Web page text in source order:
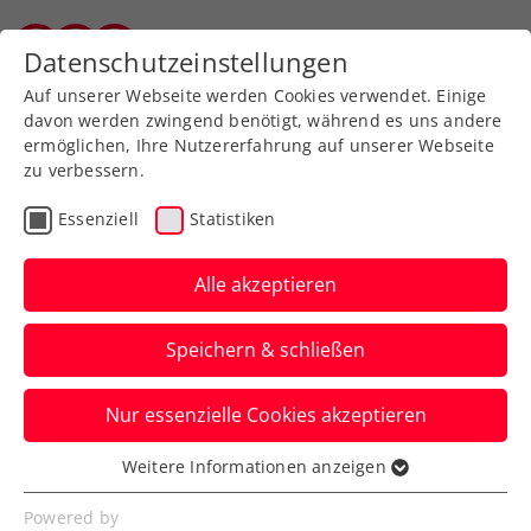
Zurück zur Newsübersicht
Billie Jean King Cup
Sinja Kraus für BJK Cup
Heart Award nominiert
Die Leistungen beim Länderkampf gegen
Lettland werden von der ITF honoriert.
Verfasst von: Stefan Pletzer, 11.12.2022
Datenschutzeinstellungen
Auf unserer Webseite werden Cookies verwendet. Einige
davon werden zwingend benötigt, während es uns andere
ermöglichen, Ihre Nutzererfahrung auf unserer Webseite
zu verbessern.
Essenziell Statistiken
Alle akzeptieren
Speichern & schließen
Nur essenzielle Cookies akzeptieren
Essenziell
Essenzielle Cookies werden für grundlegende
Weitere Informationen anzeigen
Powered by